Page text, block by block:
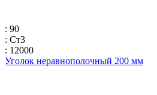
: 90
: Ст3
: 12000
Уголок неравнополочный 200 мм